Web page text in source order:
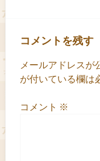
コメントを残す
メールアドレスが
が付いている欄は
コメント ※